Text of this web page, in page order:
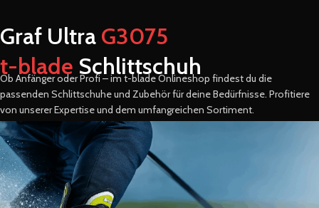
Graf Ultra G3075
t-blade Schlittschuh
Ob Anfänger oder Profi – im t-blade Onlineshop findest du die
passenden Schlittschuhe und Zubehör für deine Bedürfnisse. Profitiere
von unserer Expertise und dem umfangreichen Sortiment.
Zum Angebot Zum Shop